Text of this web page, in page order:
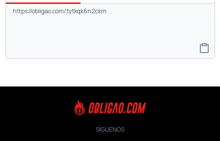
SÍGUENOS